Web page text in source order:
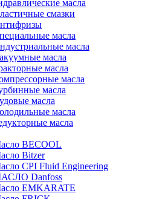
масла
смазки
масла
масла
масла
масла
масла
масла
масла
масла
масла
BECOOL
Bitzer
CPI Fluid Engineering
Danfoss
EMKARATE